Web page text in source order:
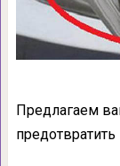
Предлагаем